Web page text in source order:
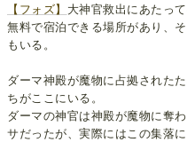
【フォズ】 大神官救出にあたっ
無料で宿泊できる場所があり、
もいる。
ダーマ神殿が魔物に占拠された
ちがここにいる。
ダーマの神官は神殿が魔物に奪
サだったが、実際にはこの集落